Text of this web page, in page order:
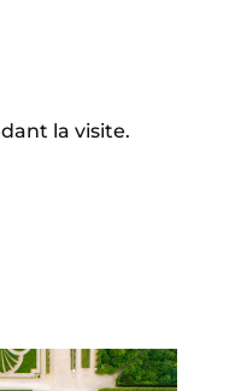
la visite.